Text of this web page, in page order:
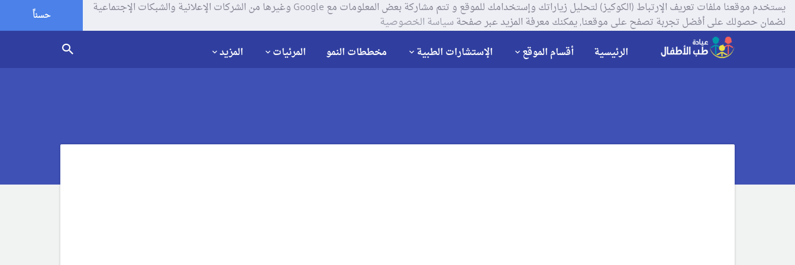
يستخدم موقعنا ملفات تعريف الإرتباط (الكوكيز) لتحليل زياراتك وإستخدامك للموقع و تتم مشاركة بعض المعلومات مع Google وغيرها من الشركات الإعلانية والشبكات الإجتماعية
لضمان حصولك على أفضل تجربة تصفح على موقعنا, يمكنك معرفة المزيد عبر صفحةسياسة الخصوصية حسناً
الرئيسية أقسام الموقع الإستشارات الطبية مخططات النمو المرئيات المزيد